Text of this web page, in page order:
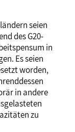
seien
des G20-
in
Es seien
worden,
in andere
zu